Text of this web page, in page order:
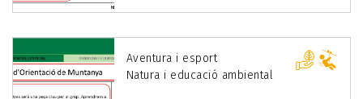
Aventura i esport
Natura i educació ambiental